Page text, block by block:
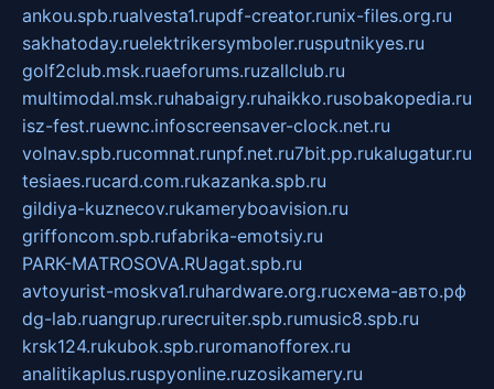
ankou.spb.rualvesta1.rupdf-creator.runix-files.org.ru
sakhatoday.ruelektrikersymboler.rusputnikyes.ru
golf2club.msk.ruaeforums.ruzallclub.ru
multimodal.msk.ruhabaigry.ruhaikko.rusobakopedia.ru
isz-fest.ruewnc.infoscreensaver-clock.net.ru
volnav.spb.rucomnat.runpf.net.ru7bit.pp.rukalugatur.ru
tesiaes.rucard.com.rukazanka.spb.ru
gildiya-kuznecov.rukameryboavision.ru
griffoncom.spb.rufabrika-emotsiy.ru
PARK-MATROSOVA.RUagat.spb.ru
avtoyurist-moskva1.ruhardware.org.ruсхема-авто.рф
dg-lab.ruangrup.rurecruiter.spb.rumusic8.spb.ru
krsk124.rukubok.spb.ruromanofforex.ru
analitikaplus.ruspyonline.ruzosikamery.ru